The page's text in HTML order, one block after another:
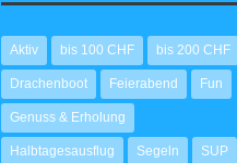
Aktiv bis 100 CHF bis 200 CHF
Drachenboot Feierabend Fun
Genuss & Erholung
Halbtagesausflug Segeln SUP